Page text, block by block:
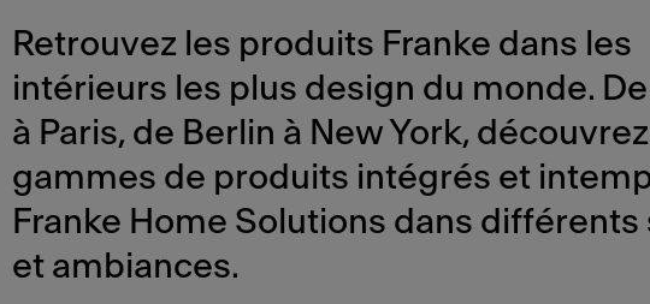
Retrouvez les produits Franke dans les
intérieurs les plus design du monde.
à Paris, de Berlin à New York,
gammes de produits intégrés et
Franke Home Solutions dans différents
et ambiances.